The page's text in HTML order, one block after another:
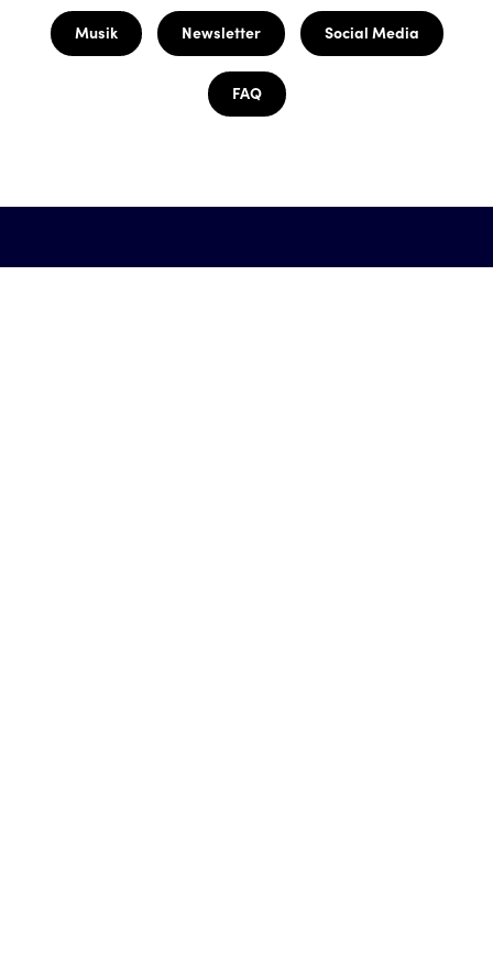
Musik Newsletter Social Media
FAQ